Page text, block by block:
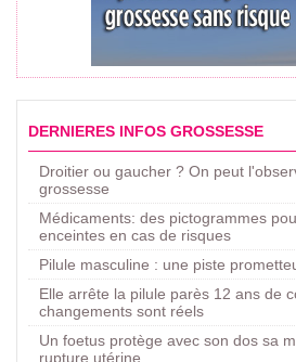
DERNIERES INFOS GROSSESSE
Droitier ou gaucher ? On peut
grossesse
Médicaments: des pictogrammes
enceintes en cas de risques
Pilule masculine : une piste
Elle arrête la pilule parès 12 ans de
changements sont réels
Un foetus protège avec son dos sa
rupture utérine